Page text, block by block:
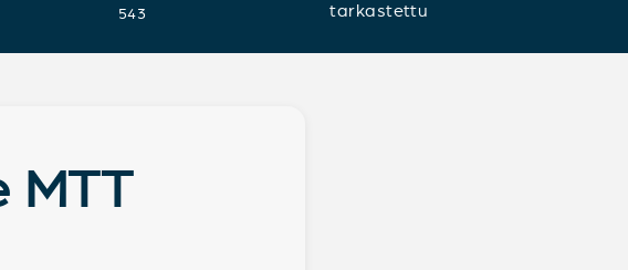
543
tarkastettu
MTT